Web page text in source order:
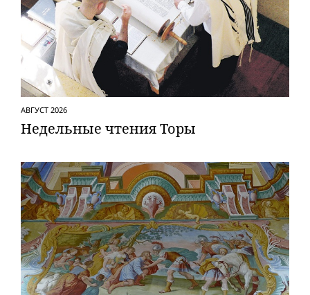
АВГУСТ 2026
Недельные чтения Торы